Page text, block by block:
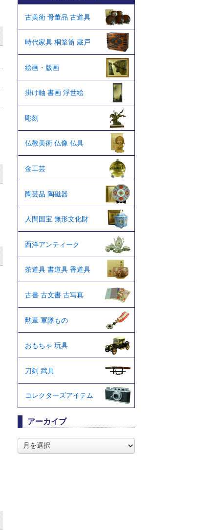
古美術 骨董品 古道具
時代家具 桐箪笥 蔵戸
絵画・版画
掛け軸 書画 浮世絵
彫刻
仏教美術 仏像 仏具
金工芸
陶芸品 陶磁器
人間国宝 無形文化財
西洋アンティーク
茶道具 書道具 香道具
古書 古文書 古写真
勲章 軍隊もの
おもちゃ 玩具
刀剣 武具
コレクターズアイテム
アーカイブ
ー